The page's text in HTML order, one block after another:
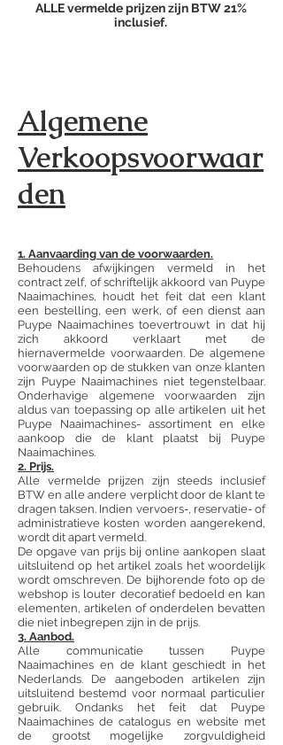
ALLE vermelde prijzen zijn BTW 21%
inclusief.
Algemene
Verkoopsvoorwaar
den
1. Aanvaarding van de voorwaarden.
Behoudens afwijkingen vermeld in het
contract zelf, of schriftelijk akkoord van Puype
Naaimachines, houdt het feit dat een klant
een bestelling, een werk, of een dienst aan
Puype Naaimachines toevertrouwt in dat hij
zich akkoord verklaart met de
hiernavermelde voorwaarden. De algemene
voorwaarden op de stukken van onze klanten
zijn Puype Naaimachines niet tegenstelbaar.
Onderhavige algemene voorwaarden zijn
aldus van toepassing op alle artikelen uit het
Puype Naaimachines- assortiment en elke
aankoop die de klant plaatst bij Puype
Naaimachines.
2. Prijs.
Alle vermelde prijzen zijn steeds inclusief
BTW en alle andere verplicht door de klant te
dragen taksen. Indien vervoers-, reservatie- of
administratieve kosten worden aangerekend,
wordt dit apart vermeld.
De opgave van prijs bij online aankopen slaat
uitsluitend op het artikel zoals het woordelijk
wordt omschreven. De bijhorende foto op de
webshop is louter decoratief bedoeld en kan
elementen, artikelen of onderdelen bevatten
die niet inbegrepen zijn in de prijs.
3. Aanbod.
Alle communicatie tussen Puype
Naaimachines en de klant geschiedt in het
Nederlands. De aangeboden artikelen zijn
uitsluitend bestemd voor normaal particulier
gebruik. Ondanks het feit dat Puype
Naaimachines de catalogus en website met
de grootst mogelijke zorgvuldigheid